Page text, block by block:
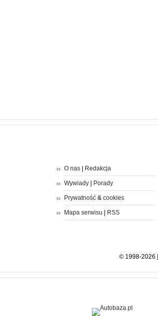
O nas| Redakcja
Wywiady| Porady
Prywatność& cookies
Mapa serwisu | RSS
© 1998-2026